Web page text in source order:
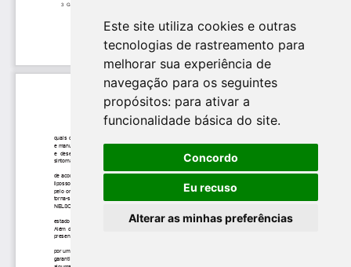
Este site utiliza cookies e outras
tecnologias de rastreamento para
melhorar sua experiência de
navegação para os seguintes
propósitos: para ativar a
funcionalidade básica do site.
Concordo
Eu recuso
Alterar as minhas preferências